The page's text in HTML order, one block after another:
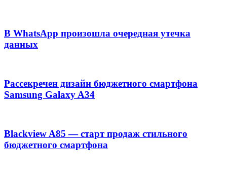
В WhatsApp произошла очередная утечка
данных
Рассекречен дизайн бюджетного смартфона
Samsung Galaxy A34
Blackview A85 — старт продаж стильного
бюджетного смартфона